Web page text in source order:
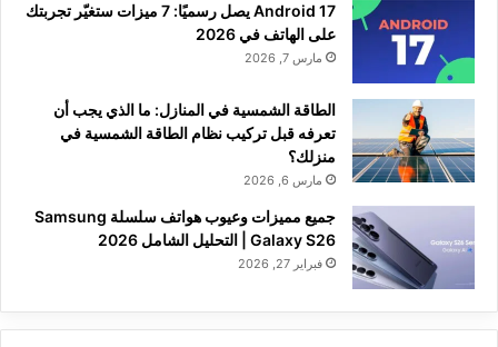
Android 17 يصل رسميًا: 7 ميزات ستغيّر تجربتك
على الهاتف في 2026
مارس 7, 2026
الطاقة الشمسية في المنازل: ما الذي يجب أن
تعرفه قبل تركيب نظام الطاقة الشمسية في
منزلك؟
مارس 6, 2026
جميع مميزات وعيوب هواتف سلسلة Samsung
Galaxy S26 | التحليل الشامل 2026
فبراير 27, 2026